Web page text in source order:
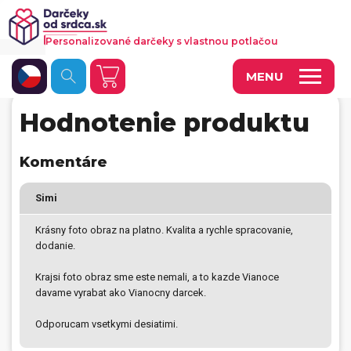
MENU
Fotoobrazy a dekorácie
Kalendáre
Fotoknihy a fotozošity
Personalizované hry
Tričká a odevy
Personalizované darčeky s vlastnou potlačou
Hodnotenie produktu
Komentáre
Simi
Krásny foto obraz na platno. Kvalita a rychle spracovanie,
dodanie.
Krajsi foto obraz sme este nemali, a to kazde Vianoce
davame vyrabat ako Vianocny darcek.
Odporucam vsetkymi desiatimi.